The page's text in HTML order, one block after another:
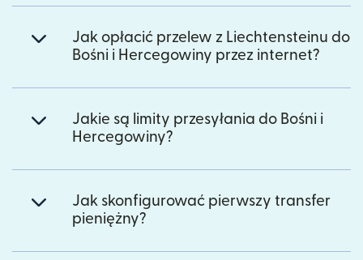
Jak opłacić przelew z Liechtensteinu do
Bośni i Hercegowiny przez internet?
Jakie są limity przesyłania do Bośni i
Hercegowiny?
Jak skonfigurować pierwszy transfer
pieniężny?